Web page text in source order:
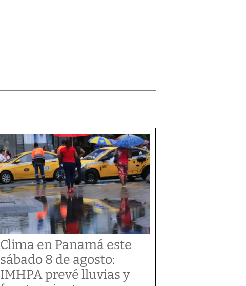
Clima en Panamá este
sábado 8 de agosto:
IMHPA prevé lluvias y